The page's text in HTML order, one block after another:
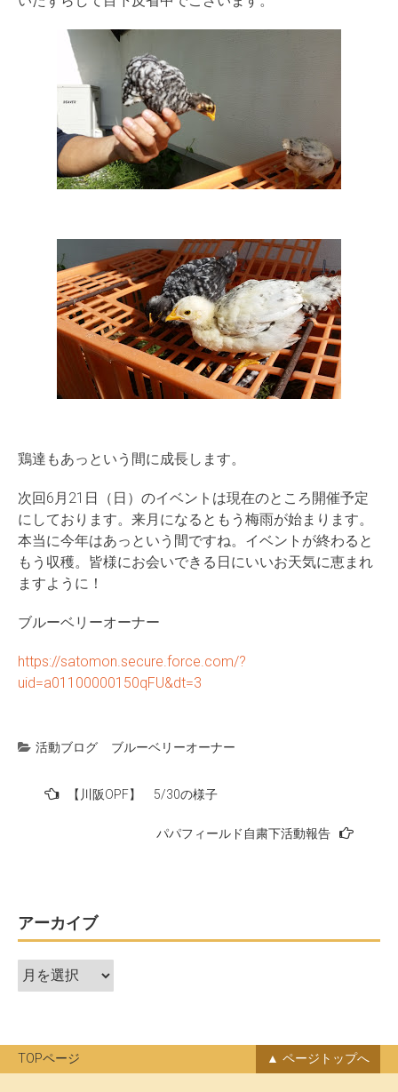
鶏達もあっという間に成長します。
次回6月21日（日）のイベントは現在のところ開催予定
にしております。来月になるともう梅雨が始まります。
本当に今年はあっという間ですね。イベントが終わると
もう収穫。皆様にお会いできる日にいいお天気に恵まれ
ますように！
ブルーベリーオーナー
https://satomon.secure.force.com/?
uid=a01100000150qFU&dt=3
活動ブログ ブルーベリーオーナー
ー
シ
ョ
【川阪OPF】 5/30の様子
パパフィールド自粛下活動報告
アーカイブ
ア
ー
ブ
TOPページ ページトップへ